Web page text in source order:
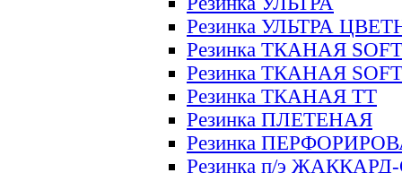
Резинка УЛЬТРА
Резинка ТКАНАЯ SOFT
Резинка ТКАНАЯ
Резинка ТКАНАЯ ТТ
Резинка ПЛЕТЕНАЯ
Резинка
Резинка п/э